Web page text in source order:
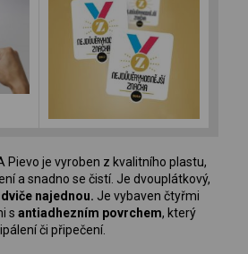
Pievo je vyroben z kvalitního plastu,
a snadno se čistí. Je dvouplátkový,
najednou. Je vybaven čtyřmi
s antiadhezním povrchem, který
či připečení.